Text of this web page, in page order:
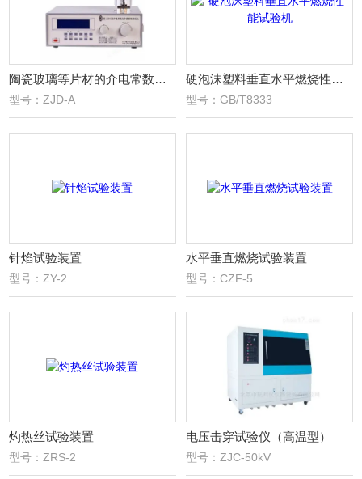
陶瓷玻璃等片材的介电常数测试仪器
型号：ZJD-A
硬泡沫塑料垂直水平燃烧性能试验机
型号：GB/T8333
针焰试验装置
型号：ZY-2
水平垂直燃烧试验装置
型号：CZF-5
灼热丝试验装置
型号：ZRS-2
电压击穿试验仪（高温型）
型号：ZJC-50kV